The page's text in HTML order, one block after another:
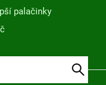
palačinky